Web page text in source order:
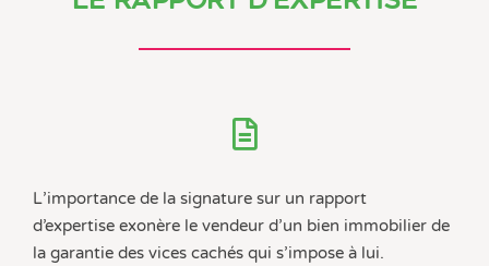
L’importance de la signature sur un rapport
d’expertise exonère le vendeur d’un bien immobilier de
la garantie des vices cachés qui s’impose à lui.